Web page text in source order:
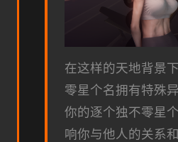
在这样的天地背景
零星个名拥有特殊
你的逐个独不零星
响你与他人的关系